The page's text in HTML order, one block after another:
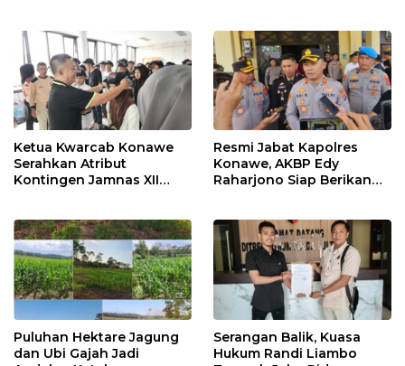
Ketua Kwarcab Konawe
Serahkan Atribut
Kontingen Jamnas XII
Resmi Jabat Kapolres
Konawe, AKBP Edy
Raharjono Siap Berikan
Puluhan Hektare Jagung
dan Ubi Gajah Jadi
Serangan Balik, Kuasa
Hukum Randi Liambo